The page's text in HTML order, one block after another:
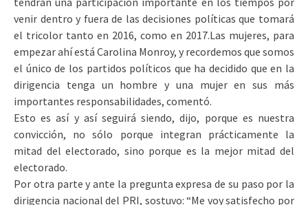
venir dentro y fuera de las decisiones políticas que tomará
el tricolor tanto en 2016, como en 2017.Las mujeres, para
empezar ahí está Carolina Monroy, y recordemos que somos
el único de los partidos políticos que ha decidido que en la
dirigencia tenga un hombre y una mujer en sus más
importantes responsabilidades, comentó.
Esto es así y así seguirá siendo, dijo, porque es nuestra
convicción, no sólo porque integran prácticamente la
mitad del electorado, sino porque es la mejor mitad del
electorado.
Por otra parte y ante la pregunta expresa de su paso por la
dirigencia nacional del PRI, sostuvo: “Me voy satisfecho por